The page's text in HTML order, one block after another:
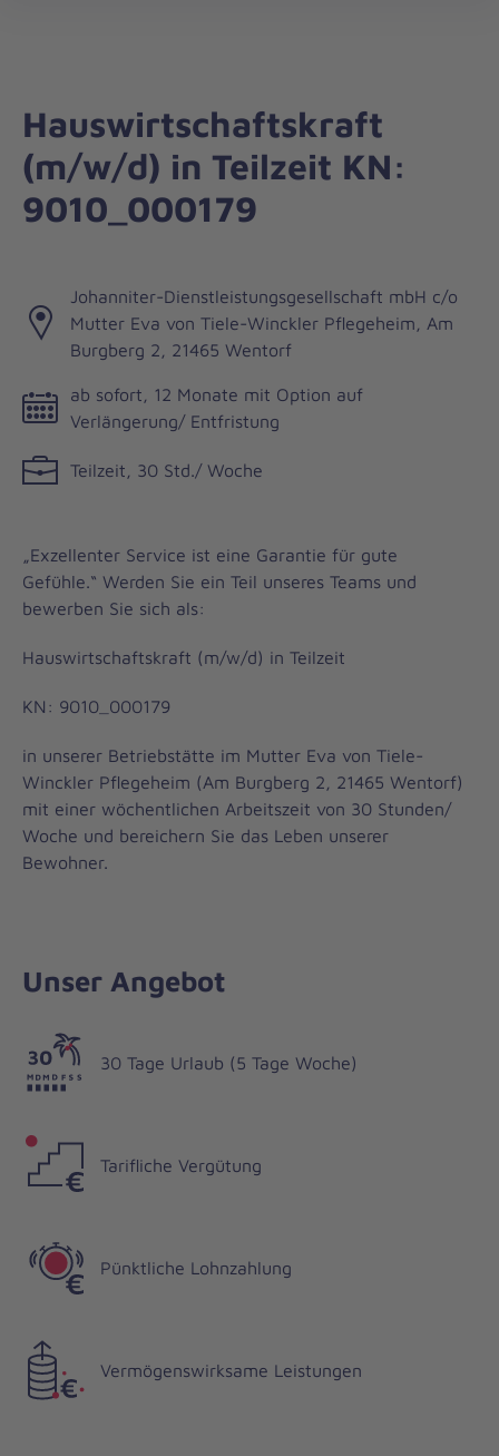
Liebe
zum
Leben
Hauswirtschaftskraft
(m/w/d) in Teilzeit KN:
9010_000179
Johanniter-Dienstleistungsgesellschaft mbH c/o
Mutter Eva von Tiele-Winckler Pflegeheim, Am
Burgberg 2, 21465 Wentorf
ab sofort, 12 Monate mit Option auf
Verlängerung/ Entfristung
Teilzeit, 30 Std./ Woche
„Exzellenter Service ist eine Garantie für gute
Gefühle.“ Werden Sie ein Teil unseres Teams und
bewerben Sie sich als:
Hauswirtschaftskraft (m/w/d) in Teilzeit
KN: 9010_000179
in unserer Betriebstätte im Mutter Eva von Tiele-
Winckler Pflegeheim (Am Burgberg 2, 21465 Wentorf)
mit einer wöchentlichen Arbeitszeit von 30 Stunden/
Woche und bereichern Sie das Leben unserer
Bewohner.
Unser Angebot
30 Tage Urlaub (5 Tage Woche)
Tarifliche Vergütung
Pünktliche Lohnzahlung
Vermögenswirksame Leistungen